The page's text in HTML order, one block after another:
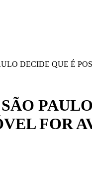
DECIDE QUE É
FOR